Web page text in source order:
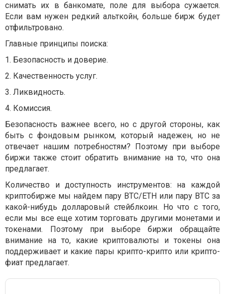
снимать их в банкомате, поле для выбора сужается.
Если вам нужен редкий альткойн, больше бирж будет
отфильтровано.
Главные принципы поиска:
1. Безопасность и доверие.
2. Качественность услуг.
3. Ликвидность.
4. Комиссия.
Безопасность важнее всего, но с другой стороны, как
быть с фондовым рынком, который надежен, но не
отвечает нашим потребностям? Поэтому при выборе
биржи также стоит обратить внимание на то, что она
предлагает.
Количество и доступность инструментов: на каждой
криптобирже мы найдем пару BTC/ETH или пару BTC за
какой-нибудь долларовый стейблкоин. Но что с того,
если мы все еще хотим торговать другими монетами и
токенами. Поэтому при выборе биржи обращайте
внимание на то, какие криптовалюты и токены она
поддерживает и какие пары крипто-крипто или крипто-
фиат предлагает.